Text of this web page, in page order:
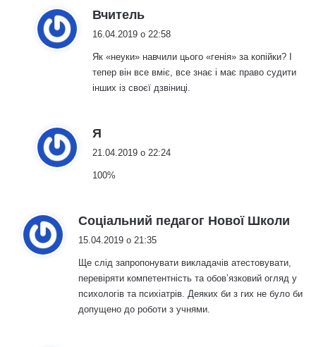
Вчитель
16.04.2019 о 22:58
Як «неуки» навчили цього «генія» за копійки? І
тепер він все вміє, все знає і має право судити
інших із своєї дзвіниці.
Я
21.04.2019 о 22:24
100%
Соціальний педагог Нової Школи
15.04.2019 о 21:35
Ще слід запропонувати викладачів атестовувати,
перевіряти компетентність та обов’язковий огляд у
психологів та психіатрів. Деяких би з гих не було би
допущено до роботи з учнями.